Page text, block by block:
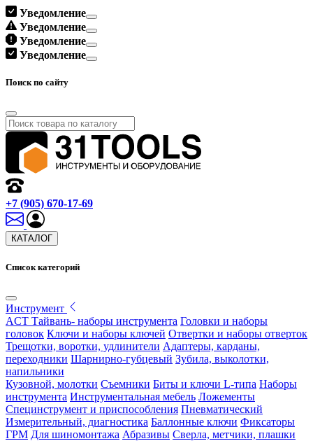
Уведомление
Уведомление
Уведомление
Уведомление
Поиск по сайту
+7 (905) 670-17-69
КАТАЛОГ
Список категорий
Инструмент
ACT Тайвань- наборы инструмента Головки и наборы
головок Ключи и наборы ключей Отвертки и наборы отверток
Трещотки, воротки, удлинители Адаптеры, карданы,
переходники Шарнирно-губцевый Зубила, выколотки,
напильники
Кузовной, молотки Съемники Биты и ключи L-типа Наборы
инструмента Инструментальная мебель Ложементы
Специнструмент и приспособления Пневматический
Измерительный, диагностика Баллонные ключи Фиксаторы
ГРМ Для шиномонтажа Абразивы Сверла, метчики, плашки